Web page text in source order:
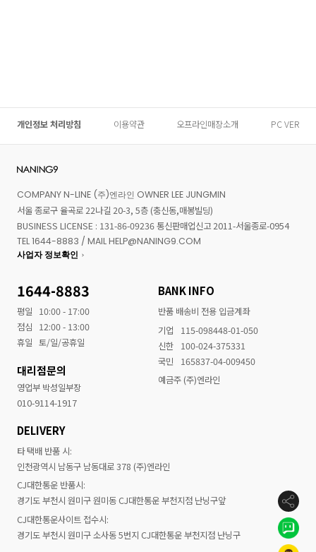
개인정보 처리방침 이용약관 오프라인매장소개 PC VER
COMPANY N-LINE (주)엔라인 OWNER LEE JUNGMIN
서울 종로구 율곡로 22나길 20-3, 5층 (충신동,매봉빌딩)
BUSINESS LICENSE : 131-86-09236 통신판매업신고 2011-서울종로-0954
TEL 1644-8883 / MAIL HELP@NANING9.COM
사업자 정보확인
1644-8883
평일
10:00 - 17:00
점심
12:00 - 13:00
휴일 토/일/공휴일
대리점문의
영업부 박성일부장
010-9114-1917
BANK INFO
반품 배송비 전용 입금계좌
기업
115-098448-01-050
신한
100-024-375331
국민
165837-04-009450
예금주 (주)엔라인
DELIVERY
타 택배 반품 시:
인천광역시 남동구 남동대로 378 (주)엔라인
CJ대한통운 반품시:
경기도 부천시 원미구 원미동 CJ대한통운 부천지점 난닝구앞
CJ대한통운사이트 접수시:
경기도 부천시 원미구 소사동 5번지 CJ대한통운 부천지점 난닝구